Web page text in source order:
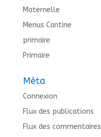
Maternelle
Menus Cantine
primaire
Primaire
Méta
Connexion
Flux des publications
Flux des commentaires